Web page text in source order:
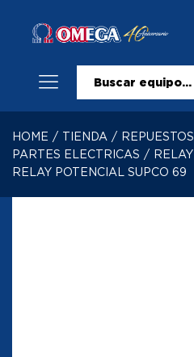
HOME / TIENDA / REPUESTOS
PARTES ELECTRICAS / RELAY
RELAY POTENCIAL SUPCO 69